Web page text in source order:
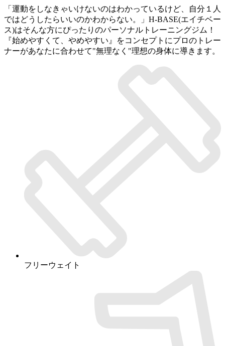
「運動をしなきゃいけないのはわかっているけど、自分１人
ではどうしたらいいのかわからない。」H-BASE(エイチベー
ス)はそんな方にぴったりのパーソナルトレーニングジム！
『始めやすくて、やめやすい』をコンセプトにプロのトレー
ナーがあなたに合わせて"無理なく"理想の身体に導きます。
フリーウェイト